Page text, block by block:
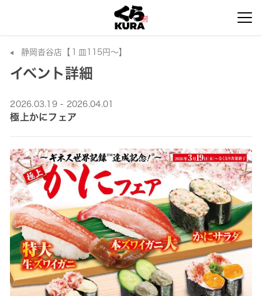
静岡沓谷店【１皿115円～】
イベント詳細
2026.03.19 - 2026.04.01
極上かにフェア